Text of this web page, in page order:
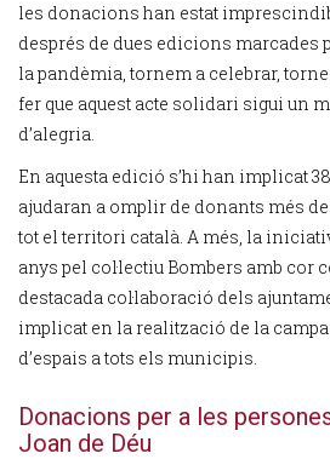
les donacions han estat
després de dues edicions marcades
la pandèmia, tornem a celebrar,
fer que aquest acte solidari sigui un
d’alegria.
En aquesta edició s’hi han implicat
ajudaran a omplir de donants més
tot el territori català. A més, la
anys pel col·lectiu Bombers amb cor
destacada col·laboració dels
implicat en la realització de la
d’espais a tots els municipis.
Donacions per a les
Joan de Déu